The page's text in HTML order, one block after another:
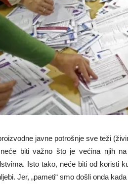
javne potrošnje sve teži
neće biti važno što je većina njih
Isto tako, neće biti od koristi
Jer, „pameti“ smo došli onda